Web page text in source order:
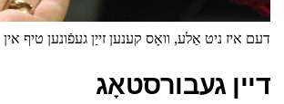
דעם איז ניט אַלע, וואָס קענען זייַן געפֿונען טיף אין
דיין געבורסטאָג